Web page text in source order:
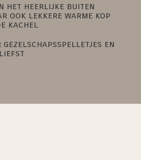
het heerlijke buiten
ook lekkere warme kop
kachel
gezelschapsspelletjes en